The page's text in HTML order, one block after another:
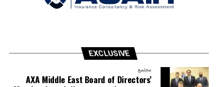
EXCLUSIVE
مجتمع
AXA Middle East Board of Directors’